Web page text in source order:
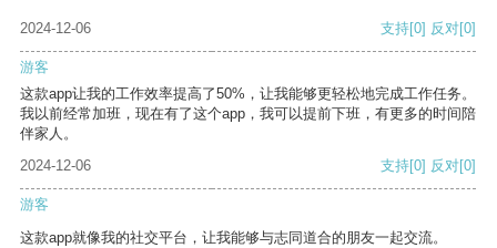
2024-12-06 支持[0] 反对[0]
游客
这款app让我的工作效率提高了50%，让我能够更轻松地完成工作任务。
我以前经常加班，现在有了这个app，我可以提前下班，有更多的时间陪
伴家人。
2024-12-06
支持[0] 反对[0]
游客
这款app就像我的社交平台，让我能够与志同道合的朋友一起交流。